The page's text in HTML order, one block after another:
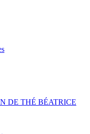
DE THÉ BÉATRICE